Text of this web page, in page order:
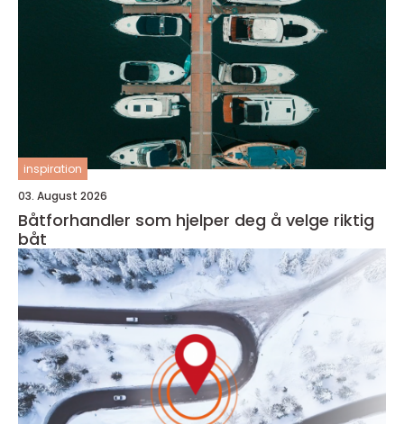
inspiration
03. August 2026
Båtforhandler som hjelper deg å velge riktig
båt